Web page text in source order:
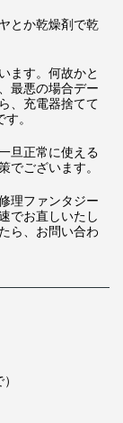
とか乾燥剤で乾
ます。何故かと
最悪の場合デー
、充電器捨てて
。
旦正常に使える
でございます。
理ファンタジー
でお直しいたし
ら、お問い合わ